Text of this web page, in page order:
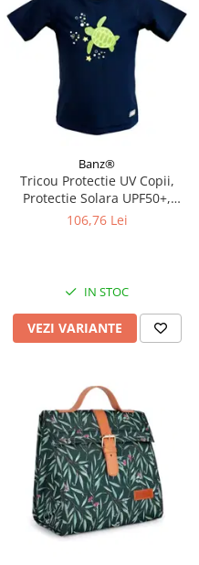
Banz®
Tricou Protectie UV Copii,
Protectie Solara UPF50+,
Turttle, Diverse marimi
106,76 Lei
IN STOC
VEZI VARIANTE